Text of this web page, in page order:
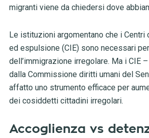
migranti viene da chiedersi dove
Le istituzioni argomentano che i
ed espulsione (CIE) sono necessari
dell’immigrazione irregolare. Ma i CIE
dalla Commissione diritti umani del
affatto uno strumento efficace per
dei cosiddetti cittadini irregolari.
Accoglienza vs